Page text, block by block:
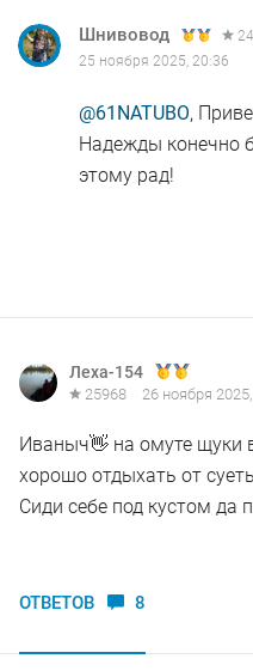
Шнивовод
25 ноября 2025, 20:36
@61NATUBO,
Надежды конечно
этому рад!
Леха-154
25968 26 ноября
Иваныч👋 на омуте щуки
хорошо отдыхать от
Сиди себе под кустом да
ОТВЕТОВ 8